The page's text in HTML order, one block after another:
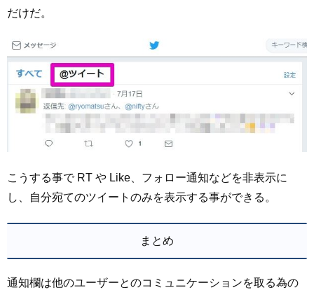
だけだ。
こうする事で RT や Like、フォロー通知などを非表示に
し、自分宛てのツイートのみを表示する事ができる。
まとめ
通知欄は他のユーザーとのコミュニケーションを取る為の